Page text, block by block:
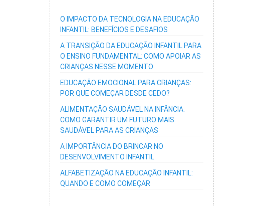
O IMPACTO DA TECNOLOGIA NA EDUCAÇÃO
INFANTIL: BENEFÍCIOS E DESAFIOS
A TRANSIÇÃO DA EDUCAÇÃO INFANTIL PARA
O ENSINO FUNDAMENTAL: COMO APOIAR AS
CRIANÇAS NESSE MOMENTO
EDUCAÇÃO EMOCIONAL PARA CRIANÇAS:
POR QUE COMEÇAR DESDE CEDO?
ALIMENTAÇÃO SAUDÁVEL NA INFÂNCIA:
COMO GARANTIR UM FUTURO MAIS
SAUDÁVEL PARA AS CRIANÇAS
A IMPORTÂNCIA DO BRINCAR NO
DESENVOLVIMENTO INFANTIL
ALFABETIZAÇÃO NA EDUCAÇÃO INFANTIL:
QUANDO E COMO COMEÇAR